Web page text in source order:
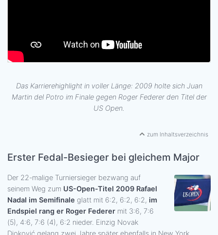
Das Karrierehighlight in voller Länge: 2009 holte sich Juan
Martin del Potro im Finale gegen Roger Federer den Titel der
US Open.
zum Inhaltsverzeichnis
Erster Fedal-Besieger bei gleichem Major
Der 22-malige Turniersieger bezwang auf
seinem Weg zum US-Open-Titel 2009 Rafael
Nadal im Semifinale glatt mit 6:2, 6:2, 6:2, im
Endspiel rang er Roger Federer mit 3:6, 7:6
(5), 4:6, 7:6 (4), 6:2 nieder. Einzig Novak